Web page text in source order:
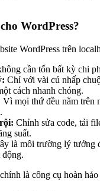
WordPress?
WordPress trên
cần tốn bất kỳ chi
Chỉ với vài cú nhấp
cách nhanh chóng.
Vì mọi thứ đều nằm trên
Chỉnh sửa code, tải
suất.
là môi trường lý tưởng
động.
là công cụ hoàn hảo